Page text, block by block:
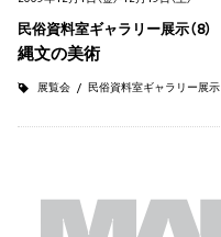
民俗資料室ギャラリー展示（8）
縄文の美術
展覧会 民俗資料室ギャラリー展示